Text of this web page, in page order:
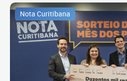
Nota Curitibana